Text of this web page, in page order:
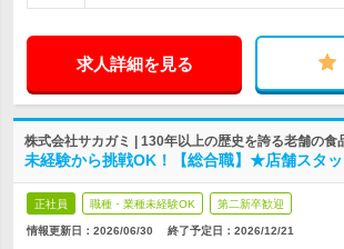
求人詳細を見る
株式会社サカガミ | 130年以上の歴史を誇る老舗の食
未経験から挑戦OK！【総合職】★店舗スタ
正社員 職種・業種未経験OK 第二新卒歓迎
情報更新日：2026/06/30 終了予定日： 2026/12/21